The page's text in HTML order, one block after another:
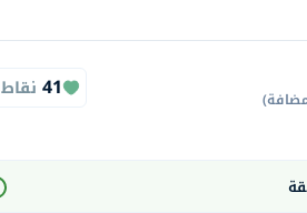
)
41 نقاط